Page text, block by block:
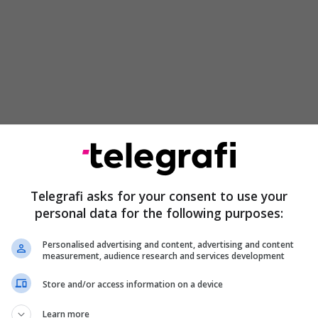
parë, Mario u shpërblye me çmim në atë që
Influencer Awards” (Çmimet për Personat më me
Ai mbajti një fjalim emocionues para mijëra
spektatorëve që po e ndiqnin nga ekrani
qëndroj me shumë krenari si 37-vjeçar gay!
ndihem i lumtur sepse jam unë” – ishte fjalimi
Telegrafi asks for your consent to use your
personal data for the following purposes:
Personalised advertising and content, advertising and content
measurement, audience research and services development
Store and/or access information on a device
Learn more